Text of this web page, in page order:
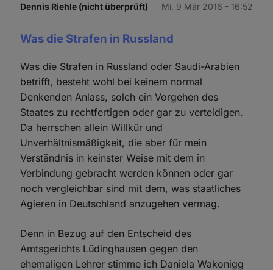
Dennis Riehle (nicht überprüft) Mi. 9 Mär 2016 - 16:52
Was die Strafen in Russland
Was die Strafen in Russland oder Saudi-Arabien
betrifft, besteht wohl bei keinem normal
Denkenden Anlass, solch ein Vorgehen des
Staates zu rechtfertigen oder gar zu verteidigen.
Da herrschen allein Willkür und
Unverhältnismäßigkeit, die aber für mein
Verständnis in keinster Weise mit dem in
Verbindung gebracht werden können oder gar
noch vergleichbar sind mit dem, was staatliches
Agieren in Deutschland anzugehen vermag.
Denn in Bezug auf den Entscheid des
Amtsgerichts Lüdinghausen gegen den
ehemaligen Lehrer stimme ich Daniela Wakonigg